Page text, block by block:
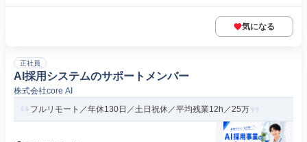
気になる
正社員
AI採用システムのサポートメンバー
株式会社core AI
フルリモート／年休130日／土日祝休／平均残業12h／25万